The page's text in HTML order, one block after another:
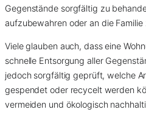
Gegenstände sorgfältig zu
aufzubewahren oder an die Familie
Viele glauben auch, dass eine
schnelle Entsorgung aller
jedoch sorgfältig geprüft, welche
gespendet oder recycelt werden
vermeiden und ökologisch